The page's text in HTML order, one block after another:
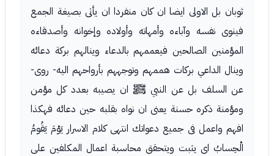
ثوبان بل الاولى ايضا ان كان منفردا ان يأتى بصيغة الجمع
فينوى نفسه وآباءه وأمهاته وأولاده وإخوانه وأصدقاءه
المؤمنين الصالحين فيعممهم بالدعاء وينالهم بركة دعائه
وينال الداعي بركات هممهم وتوجههم بأرواحهم اليه- روى-
عن السلف بل عن النبي ﷺ ان يصيبه بعدد كل مؤمن
ومؤمنة ذكره حسنة يعنى ان نواه بقلبه حين دعائه فهكذا
افهم واعمل فى جميع دعواتك انتهى كلام الاسرار يَوْمَ يَقُومُ
الْحِسابُ اى يثبت ويتحقق محاسبة اعمال المكلفين على